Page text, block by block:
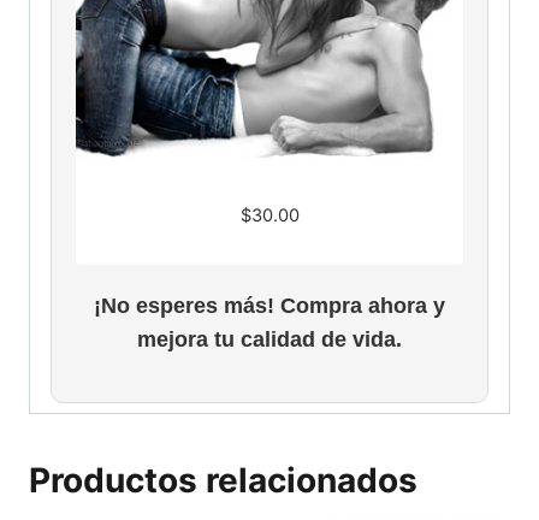
$30.00
¡No esperes más! Compra ahora y
mejora tu calidad de vida.
Productos relacionados